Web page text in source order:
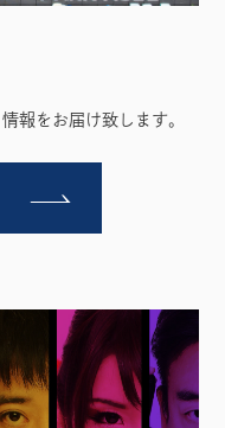
報をお届け致します。